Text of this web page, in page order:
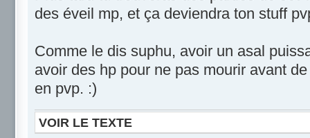
des éveil mp, et ça deviendra ton stuff
Comme le dis suphu, avoir un asal
avoir des hp pour ne pas mourir avant
en pvp. :)
VOIR LE TEXTE